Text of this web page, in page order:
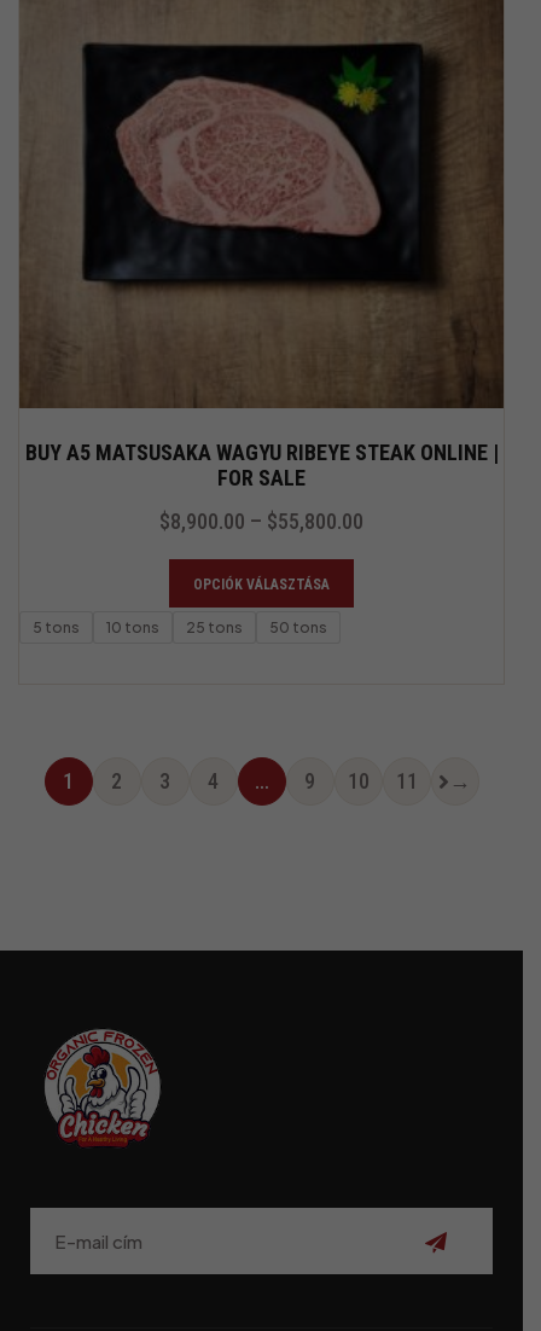
BUY A5 MATSUSAKA WAGYU RIBEYE STEAK ONLINE |
FOR SALE
$8,900.00 – $55,800.00
OPCIÓK VÁLASZTÁSA
5 tons 10 tons 25 tons 50 tons
1 2 3 4 … 9 10 11 →